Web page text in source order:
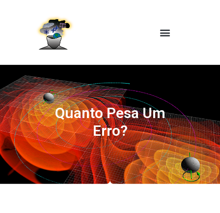
Quanto Pesa Um
Erro?